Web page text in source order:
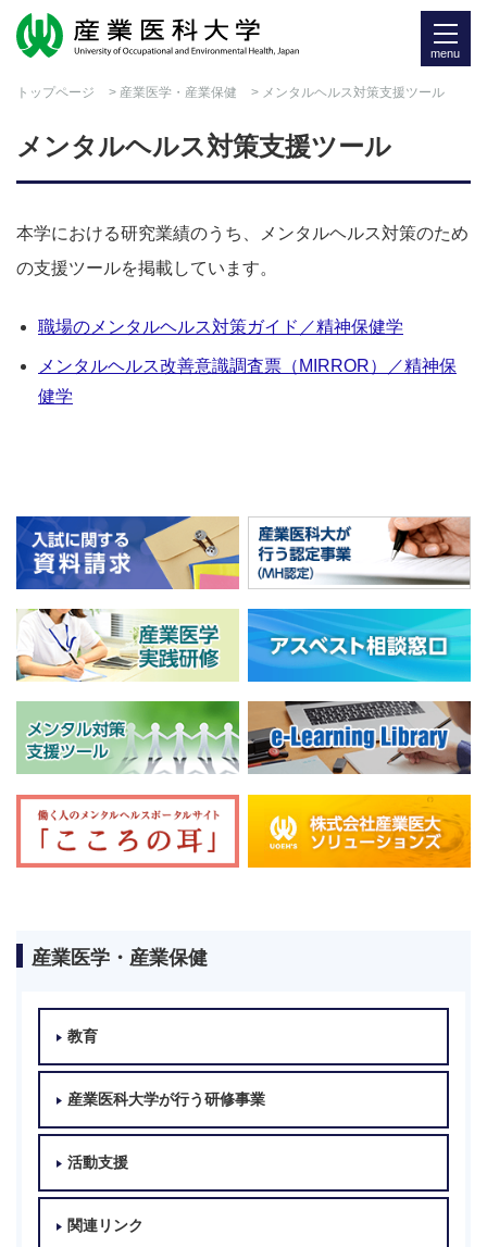
menu
トップページ > 産業医学・産業保健 > メンタルヘルス対策支援ツール
産業医学・産業保健
教育
産業医科大学が行う研修事業
活動支援
関連リンク
メンタルヘルス対策支援ツール
本学における研究業績のうち、メンタルヘルス対策のため
の支援ツールを掲載しています。
職場のメンタルヘルス対策ガイド／精神保健学
メンタルヘルス改善意識調査票（MIRROR）／精神保
健学